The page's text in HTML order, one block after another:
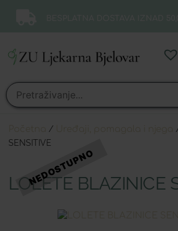
/
SENSITIVE
LOLETE BLAZINICE